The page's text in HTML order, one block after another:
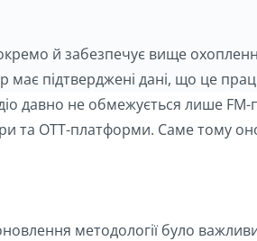
й забезпечує вище
має підтверджені дані, що це
давно не обмежується лише
та OTT-платформи. Саме тому
методології було